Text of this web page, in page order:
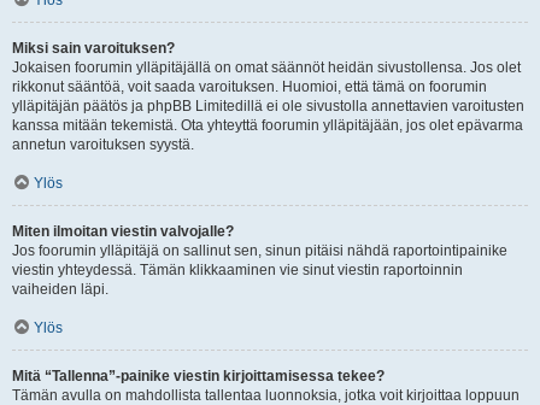
Miksi sain varoituksen?
Jokaisen foorumin ylläpitäjällä on omat säännöt heidän sivustollensa. Jos olet
rikkonut sääntöä, voit saada varoituksen. Huomioi, että tämä on foorumin
ylläpitäjän päätös ja phpBB Limitedillä ei ole sivustolla annettavien varoitusten
kanssa mitään tekemistä. Ota yhteyttä foorumin ylläpitäjään, jos olet epävarma
annetun varoituksen syystä.
Ylös
Miten ilmoitan viestin valvojalle?
Jos foorumin ylläpitäjä on sallinut sen, sinun pitäisi nähdä raportointipainike
viestin yhteydessä. Tämän klikkaaminen vie sinut viestin raportoinnin
vaiheiden läpi.
Ylös
Mitä “Tallenna”-painike viestin kirjoittamisessa tekee?
Tämän avulla on mahdollista tallentaa luonnoksia, jotka voit kirjoittaa loppuun